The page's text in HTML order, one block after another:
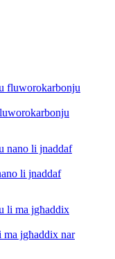
li jnaddaf
ma jgħaddix nar